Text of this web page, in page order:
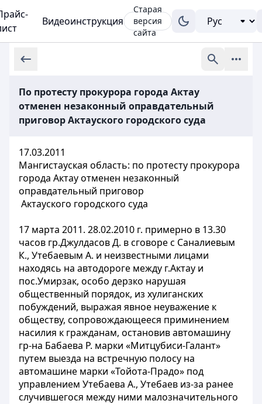
Видеоинструкция
Старая
версия
сайта
По протесту прокурора города Актау
отменен незаконный оправдательный
приговор Актауского городского суда
17.03.2011
Мангистауская область: по протесту прокурора
города Актау отменен незаконный
оправдательный приговор
Актауского городского суда
17 марта 2011. 28.02.2010 г. примерно в 13.30
часов гр.Джулдасов Д. в сговоре с Саналиевым
К., Утебаевым А. и неизвестными лицами
находясь на автодороге между г.Актау и
пос.Умирзак, особо дерзко нарушая
общественный порядок, из хулиганских
побуждений, выражая явное неуважение к
обществу, сопровождающееся приминением
насилия к гражданам, остановив автомашину
гр-на Бабаева Р. марки «Митцубиси-Галант»
путем выезда на встречную полосу на
автомашине марки «Тойота-Прадо» под
управлением Утебаева А., Утебаев из-за ранее
случившегося между ними малозначительного